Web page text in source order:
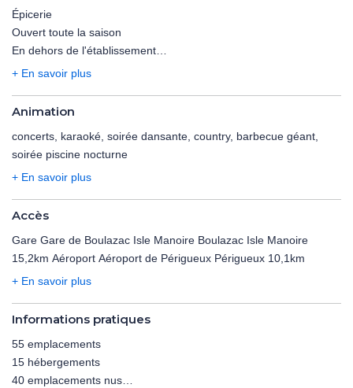
Gratuit
Randonnée
Ouvert toute la saison
Gratuit
Ouvert en juillet et août
En dehors de l'établissement
18km
Payant
Baby-foot
Ouvert toute la saison
Épicerie
Ouvert toute la saison
En dehors de l'établissement
tente ? Une masseuse se déplace au camping l’été pour votre
Un soin d'esthétique : épilation, ongles, massage, soins divers .
Camille vous recevra sur RDV au camping
Espace bibliothèque
+ En savoir plus
Animation
concerts, karaoké, soirée dansante, country, barbecue géant,
soirée piscine nocturne
+ En savoir plus
Accès
Gare Gare de Boulazac Isle Manoire Boulazac Isle Manoire
15,2km Aéroport Aéroport de Périgueux Périgueux 10,1km
+ En savoir plus
Informations pratiques
55 emplacements
15 hébergements
40 emplacements nus